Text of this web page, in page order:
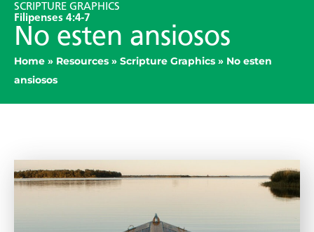
SCRIPTURE GRAPHICS
Filipenses 4:4-7
No esten ansiosos
Home » Resources » Scripture Graphics » No esten
ansiosos